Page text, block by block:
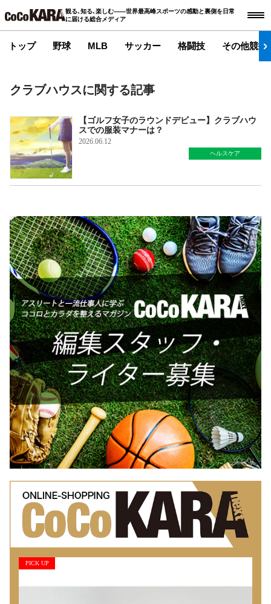
観る､知る､楽しむ――世界最高峰スポーツの感動と裏側を日常
に届ける総合メディア
トップ 野球 MLB サッカー 格闘技 その他競技
クラブハウスに関する記事
【ゴルフ女子のラウンドデビュー】クラブハウ
スでの服装マナーは？
2026.06.12
ヘルスケア
PICK UP